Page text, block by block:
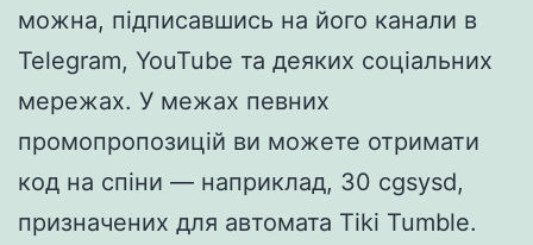
можна, підписавшись на його канали в
Telegram, YouTube та деяких соціальних
мережах. У межах певних
промопропозицій ви можете отримати
код на спіни — наприклад, 30 cgsysd,
призначених для автомата Tiki Tumble.